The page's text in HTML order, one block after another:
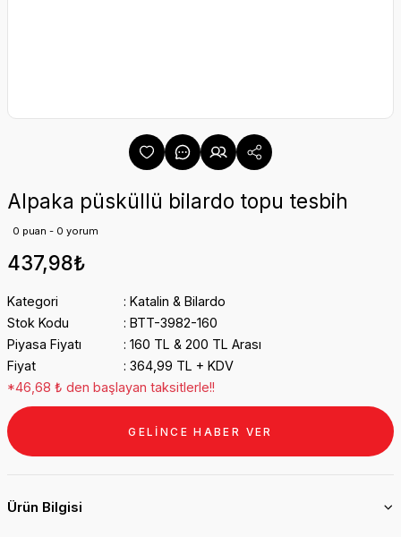
Alpaka püsküllü bilardo topu tesbih
0 puan - 0 yorum
437,98₺
Kategori
Katalin & Bilardo
Stok Kodu
BTT-3982-160
Piyasa Fiyatı
160 TL & 200 TL Arası
Fiyat
364,99 TL + KDV
*46,68 ₺ den başlayan taksitlerle!!
GELİNCE HABER VER
Ürün Bilgisi